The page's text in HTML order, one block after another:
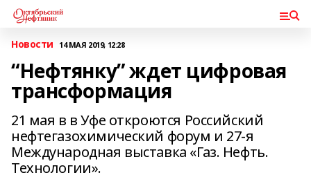
Новости 14 МАЯ 2019, 12:28
“Нефтянку” ждет цифровая
трансформация
21 мая в в Уфе откроются Российский
нефтегазохимический форум и 27-я
Международная выставка «Газ. Нефть.
Технологии».